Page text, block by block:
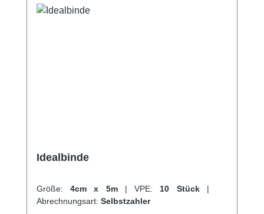
Idealbinde
Größe: 4cm x 5m | VPE: 10 Stück |
Abrechnungsart: Selbstzahler